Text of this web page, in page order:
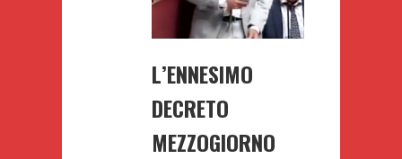
L’ENNESIMO
DECRETO
MEZZOGIORNO